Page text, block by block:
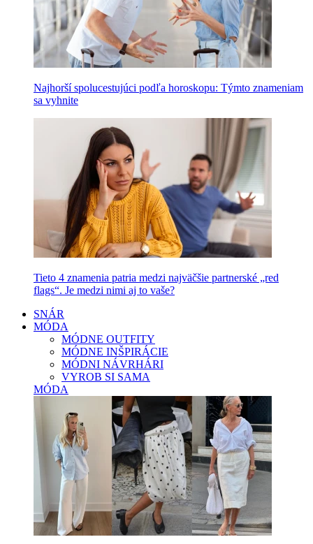
Najhorší spolucestujúci podľa horoskopu: Týmto znameniam
sa vyhnite
Tieto 4 znamenia patria medzi najväčšie partnerské „red
flags“. Je medzi nimi aj to vaše?
SNÁR
MÓDA
MÓDNE OUTFITY
MÓDNE INŠPIRÁCIE
MÓDNI NÁVRHÁRI
VYROB SI SAMA
MÓDA